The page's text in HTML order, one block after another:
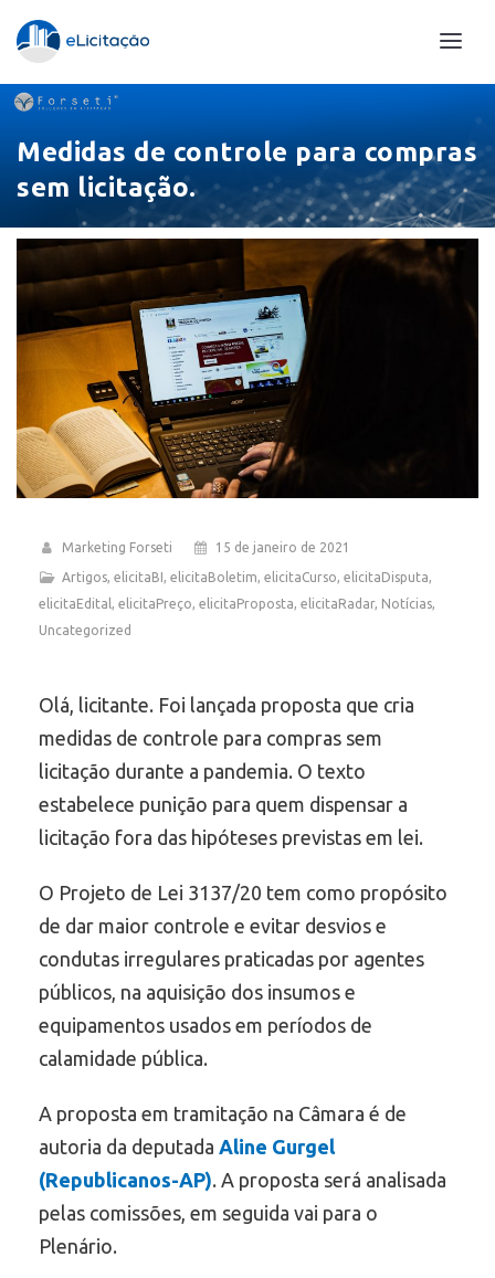
Medidas de controle para compras
sem licitação.
Marketing Forseti 15 de janeiro de 2021
Artigos, elicitaBI , elicitaBoletim, elicitaCurso, elicitaDisputa,
elicitaEdital , elicitaPreço, elicitaProposta, elicitaRadar, Notícias,
Uncategorized
Olá, licitante. Foi lançada proposta que cria
medidas de controle para compras sem
licitação durante a pandemia. O texto
estabelece punição para quem dispensar a
licitação fora das hipóteses previstas em lei.
O Projeto de Lei 3137/20 tem como propósito
de dar maior controle e evitar desvios e
condutas irregulares praticadas por agentes
públicos, na aquisição dos insumos e
equipamentos usados em períodos de
calamidade pública.
A proposta em tramitação na Câmara é de
autoria da deputada Aline Gurgel
(Republicanos-AP). A proposta será analisada
pelas comissões, em seguida vai para o
Plenário.